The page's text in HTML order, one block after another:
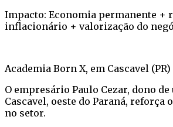
Impacto: Economia permanente +
inflacionário + valorização do
Academia Born X, em Cascavel (PR)
O empresário Paulo Cezar, dono
Cascavel, oeste do Paraná, reforça
no setor.